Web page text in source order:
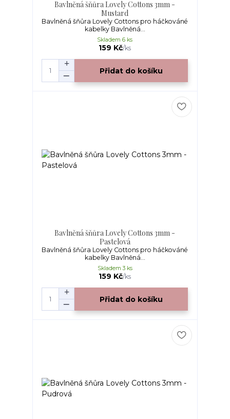
Bavlněná šňůra Lovely Cottons 3mm -
Mustard
Bavlněná šňůra Lovely Cottons pro háčkováné
kabelky Bavlněná...
159 Kč/ks
Skladem 6 ks
Přidat do košíku
Bavlněná šňůra Lovely Cottons 3mm -
Pastelová
Bavlněná šňůra Lovely Cottons pro háčkováné
kabelky Bavlněná...
159 Kč/ks
Skladem 3 ks
Přidat do košíku